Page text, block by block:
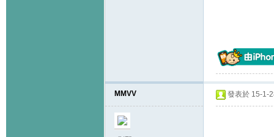
MMVV 發表於 15-1-